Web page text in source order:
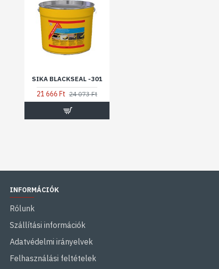
SIKA BLACKSEAL -301
21 666 Ft 24 073 Ft
INFORMÁCIÓK
Rólunk
Szállítási információk
Adatvédelmi irányelvek
Felhasználási feltételek